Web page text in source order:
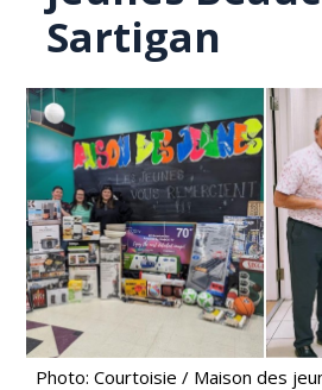
Sartigan
Photo: Courtoisie / Maison des